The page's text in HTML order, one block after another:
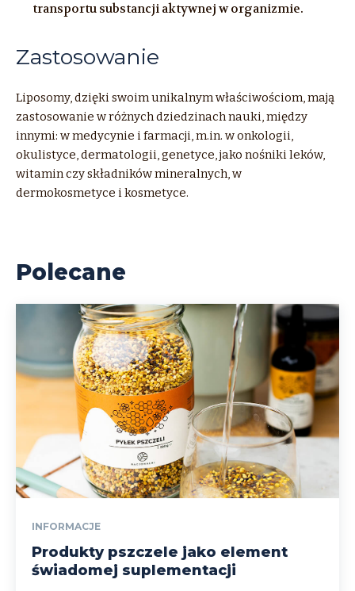
transportu substancji aktywnej w organizmie.
Zastosowanie
Liposomy, dzięki swoim unikalnym właściwościom, mają
zastosowanie w różnych dziedzinach nauki, między
innymi: w medycynie i farmacji, m.in. w onkologii,
okulistyce, dermatologii, genetyce, jako nośniki leków,
witamin czy składników mineralnych, w
dermokosmetyce i kosmetyce.
Polecane
INFORMACJE
Produkty pszczele jako element
świadomej suplementacji